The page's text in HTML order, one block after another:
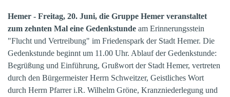
Hemer - Freitag, 20. Juni, die Gruppe Hemer veranstaltet
zum zehnten Mal eine Gedenkstunde am Erinnerungsstein
"Flucht und Vertreibung" im Friedenspark der Stadt Hemer. Die
Gedenkstunde beginnt um 11.00 Uhr. Ablauf der Gedenkstunde:
Begrüßung und Einführung, Grußwort der Stadt Hemer, vertreten
durch den Bürgermeister Herrn Schweitzer, Geistliches Wort
durch Herrn Pfarrer i.R. Wilhelm Gröne, Kranzniederlegung und